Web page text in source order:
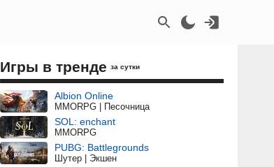
Игры в тренде за сутки
Albion Online
MMORPG | Песочница
SOL: enchant
MMORPG
PUBG: Battlegrounds
Шутер | Экшен